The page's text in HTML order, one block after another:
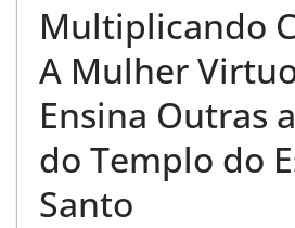
Multiplicando
A Mulher
Ensina Outras
do Templo do
Santo